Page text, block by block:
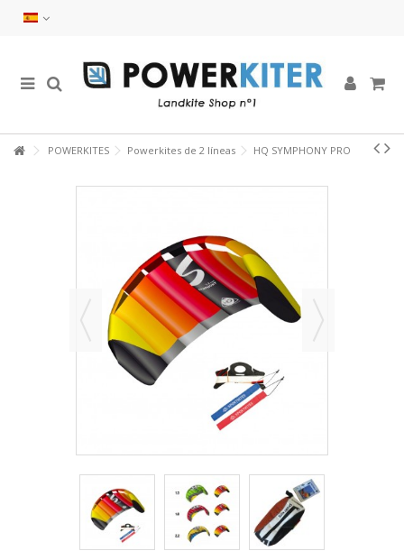
POWERKITES Powerkites de 2 líneas HQ SYMPHONY PRO